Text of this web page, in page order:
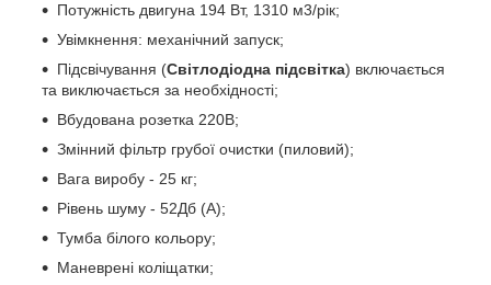
Потужність двигуна 194 Вт, 1310 м3/рік;
Увімкнення: механічний запуск;
Підсвічування (Світлодіодна підсвітка) включається
та виключається за необхідності;
Вбудована розетка 220В;
Змінний фільтр грубої очистки (пиловий);
Вага виробу - 25 кг;
Рівень шуму - 52Дб (А);
Тумба білого кольору;
Маневрені коліщатки;